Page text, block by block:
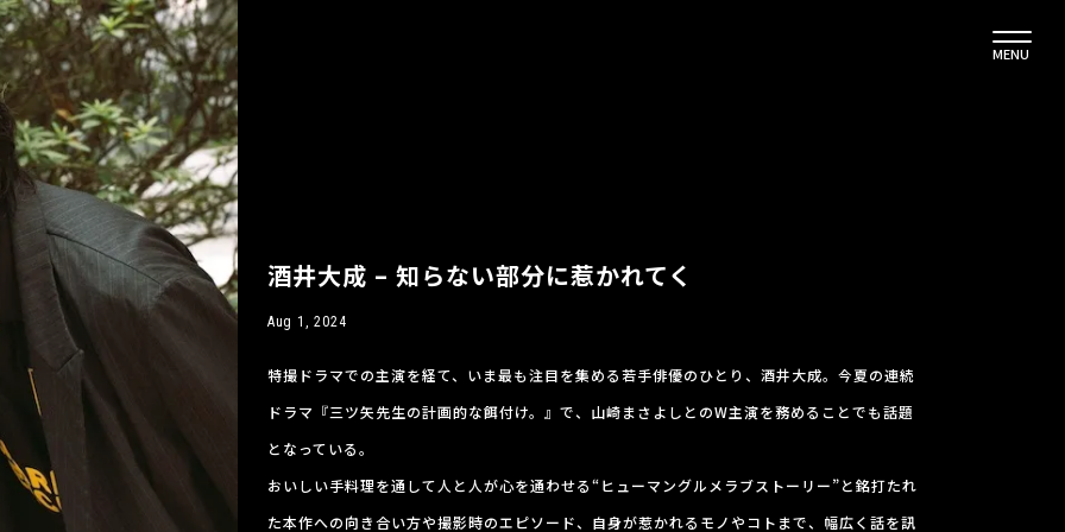
MENU
酒井大成 – 知らない部分に惹かれてく
Aug 1, 2024
特撮ドラマでの主演を経て、いま最も注目を集める若手俳優のひとり、酒井大成。今夏の連続
ドラマ『三ツ矢先生の計画的な餌付け。』で、山崎まさよしとのW主演を務めることでも話題
となっている。
おいしい手料理を通して人と人が心を通わせる“ヒューマングルメラブストーリー”と銘打たれ
た本作への向き合い方や撮影時のエピソード、自身が惹かれるモノやコトまで、幅広く話を訊